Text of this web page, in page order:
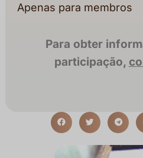
Apenas para membros
Para obter
participação,